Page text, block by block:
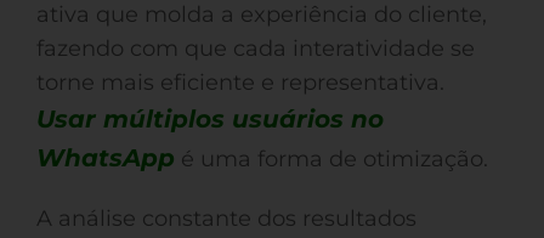
ativa que molda a experiência do cliente,
fazendo com que cada interatividade se
torne mais eficiente e representativa.
Usar múltiplos usuários no
WhatsApp é uma forma de otimização.
A análise constante dos resultados